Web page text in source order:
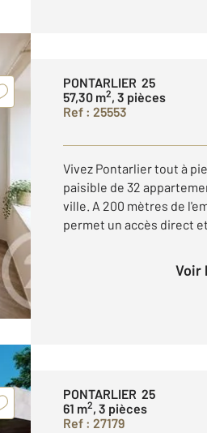
PONTARLIER 25
57,30 m2, 3 pièces
Ref : 25553
Vivez Pontarlier tout à
paisible de 32
ville. A 200 mètres de
permet un accès direct
PONTARLIER 25
61 m2, 3 pièces
Ref : 27179